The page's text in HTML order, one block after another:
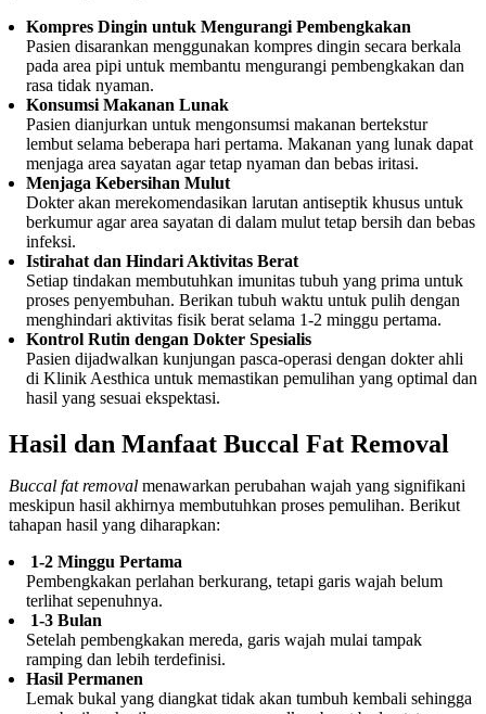
Kompres Dingin untuk Mengurangi Pembengkakan
Pasien disarankan menggunakan kompres dingin secara berkala
pada area pipi untuk membantu mengurangi pembengkakan dan
rasa tidak nyaman.
Konsumsi Makanan Lunak
Pasien dianjurkan untuk mengonsumsi makanan bertekstur
lembut selama beberapa hari pertama. Makanan yang lunak dapat
menjaga area sayatan agar tetap nyaman dan bebas iritasi.
Menjaga Kebersihan Mulut
Dokter akan merekomendasikan larutan antiseptik khusus untuk
berkumur agar area sayatan di dalam mulut tetap bersih dan bebas
infeksi.
Istirahat dan Hindari Aktivitas Berat
Setiap tindakan membutuhkan imunitas tubuh yang prima untuk
proses penyembuhan. Berikan tubuh waktu untuk pulih dengan
menghindari aktivitas fisik berat selama 1-2 minggu pertama.
Kontrol Rutin dengan Dokter Spesialis
Pasien dijadwalkan kunjungan pasca-operasi dengan dokter ahli
di Klinik Aesthica untuk memastikan pemulihan yang optimal dan
hasil yang sesuai ekspektasi.
Hasil dan Manfaat Buccal Fat Removal
Buccal fat removal menawarkan perubahan wajah yang signifikani
meskipun hasil akhirnya membutuhkan proses pemulihan. Berikut
tahapan hasil yang diharapkan:
1-2 Minggu Pertama
Pembengkakan perlahan berkurang, tetapi garis wajah belum
terlihat sepenuhnya.
1-3 Bulan
Setelah pembengkakan mereda, garis wajah mulai tampak
ramping dan lebih terdefinisi.
Hasil Permanen
Lemak bukal yang diangkat tidak akan tumbuh kembali sehingga